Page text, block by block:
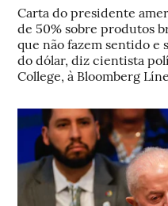
Carta do presidente
de 50% sobre produtos
que não fazem sentido e
do dólar, diz cientista
College, à Bloomberg